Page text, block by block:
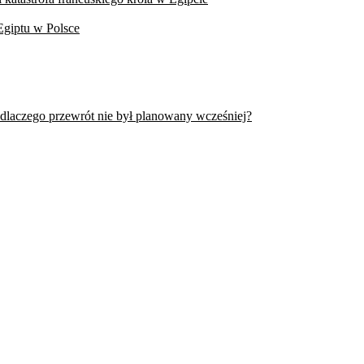
w Polsce
przewrót nie był planowany wcześniej?